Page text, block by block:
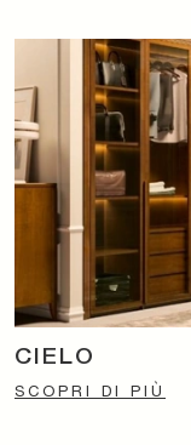
CIELO
SCOPRI DI PIÙ